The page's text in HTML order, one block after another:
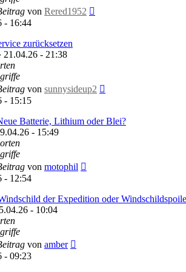
von Rered1952
- 16:44
zurücksetzen
21.04.26 - 21:38
von sunnysideup2
- 15:15
Batterie, Lithium oder Blei?
- 15:49
von motophil
- 12:54
der Expedition oder
- 10:04
von amber
- 09:23